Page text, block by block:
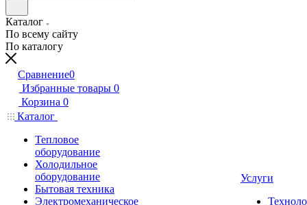
Каталог
По всему сайту
По каталогу
Сравнение0
Избранные товары 0
Корзина 0
Каталог
Тепловое
оборудование
Холодильное
оборудование
Бытовая техника
Электромеханическое
Услуги